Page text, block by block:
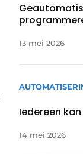
13 mei 2026
Iedereen
14 mei 2026